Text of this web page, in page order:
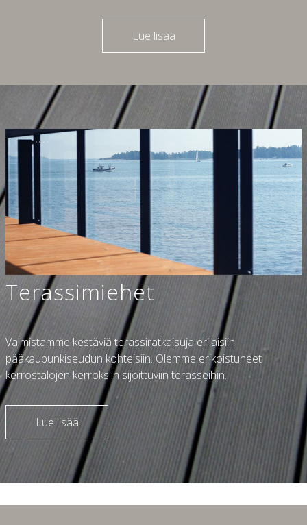
Lue lisää
Terassimiehet
Valmistamme kestäviä terassiratkaisuja erilaisiin
pääkaupunkiseudun kohteisiin. Olemme erikoistuneet
kerrostalojen kerroksiin sijoittuviin terasseihin.
Lue lisää